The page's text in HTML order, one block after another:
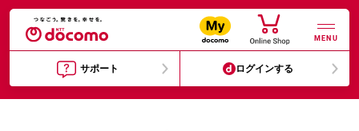
MENU
サポート ログインする